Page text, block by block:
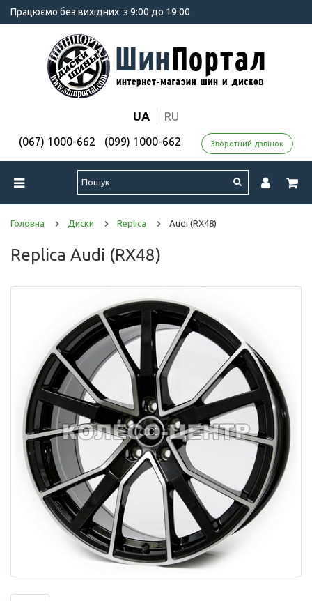
Працюємо без вихідних: з 9:00 до 19:00
UA RU
(067) 1000-662 (099) 1000-662 Зворотний дзвінок
Головна Диски Replica Audi (RX48)
Replica Audi (RX48)